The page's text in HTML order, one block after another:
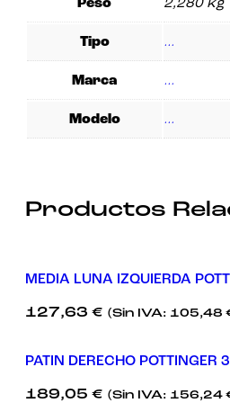
Peso 2,280 kg
Tipo …
Marca …
Modelo …
Productos
MEDIA LUNA IZQUIERDA
127,63 € (Sin IVA: 105,48
PATIN DERECHO
189,05 € (Sin IVA: 156,24
nuestra web
funcione lo
mejor posible
visita. Si
rechaza estas
intereses y
mientras visitas
nuestro sitio,
ver contenido y
personalizados.